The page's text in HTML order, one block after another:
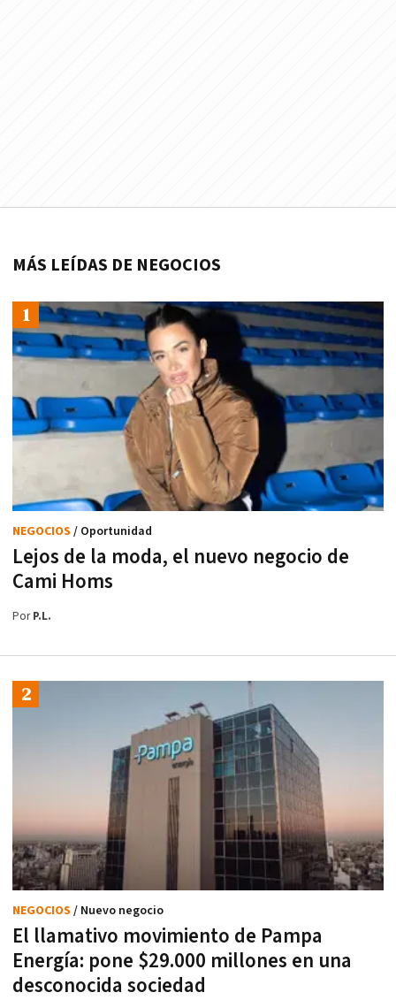
MÁS LEÍDAS DE NEGOCIOS
Lejos de la moda, el nuevo negocio de
Cami Homs
NEGOCIOS / Oportunidad
PorP.L.
El llamativo movimiento de Pampa
Energía: pone $29.000 millones en una
desconocida sociedad
NEGOCIOS / Nuevo negocio